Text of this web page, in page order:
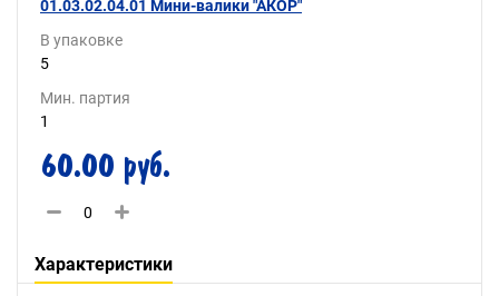
01.03.02.04.01 Мини-валики "АКОР"
В упаковке
5
Мин. партия
1
60.00 руб.
Характеристики